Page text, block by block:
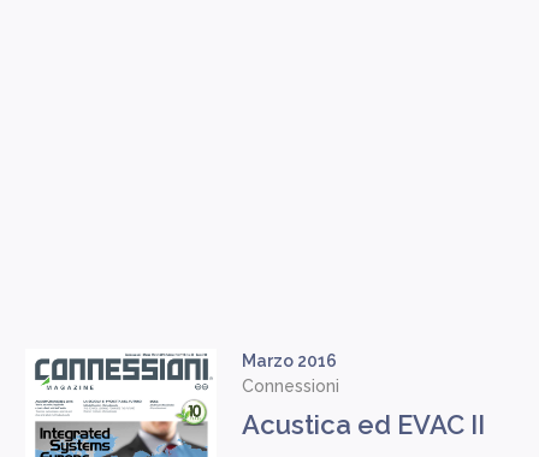
Marzo 2016
Connessioni
Acustica ed EVAC II